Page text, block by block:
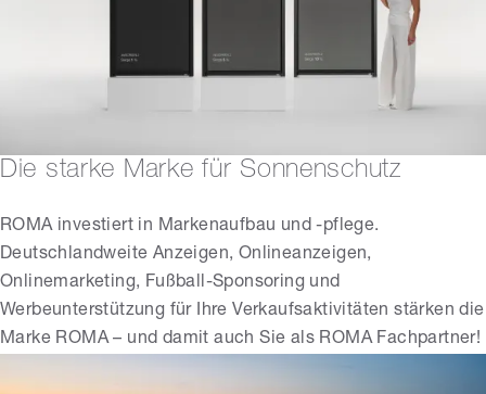
Die starke Marke für Sonnenschutz
ROMA investiert in Markenaufbau und -pflege.
Deutschlandweite Anzeigen, Onlineanzeigen,
Onlinemarketing, Fußball-Sponsoring und
Werbeunterstützung für Ihre Verkaufsaktivitäten stärken die
Marke ROMA – und damit auch Sie als ROMA Fachpartner!